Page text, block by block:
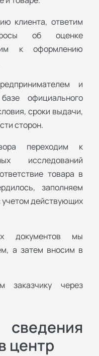
клиента, ответим
об оценке
к оформлению
и
официального
сроки выдачи,
сторон.
переходим к
исследований
товара в
заполняем
действующих
документов мы
а затем вносим в
заказчику через
центр